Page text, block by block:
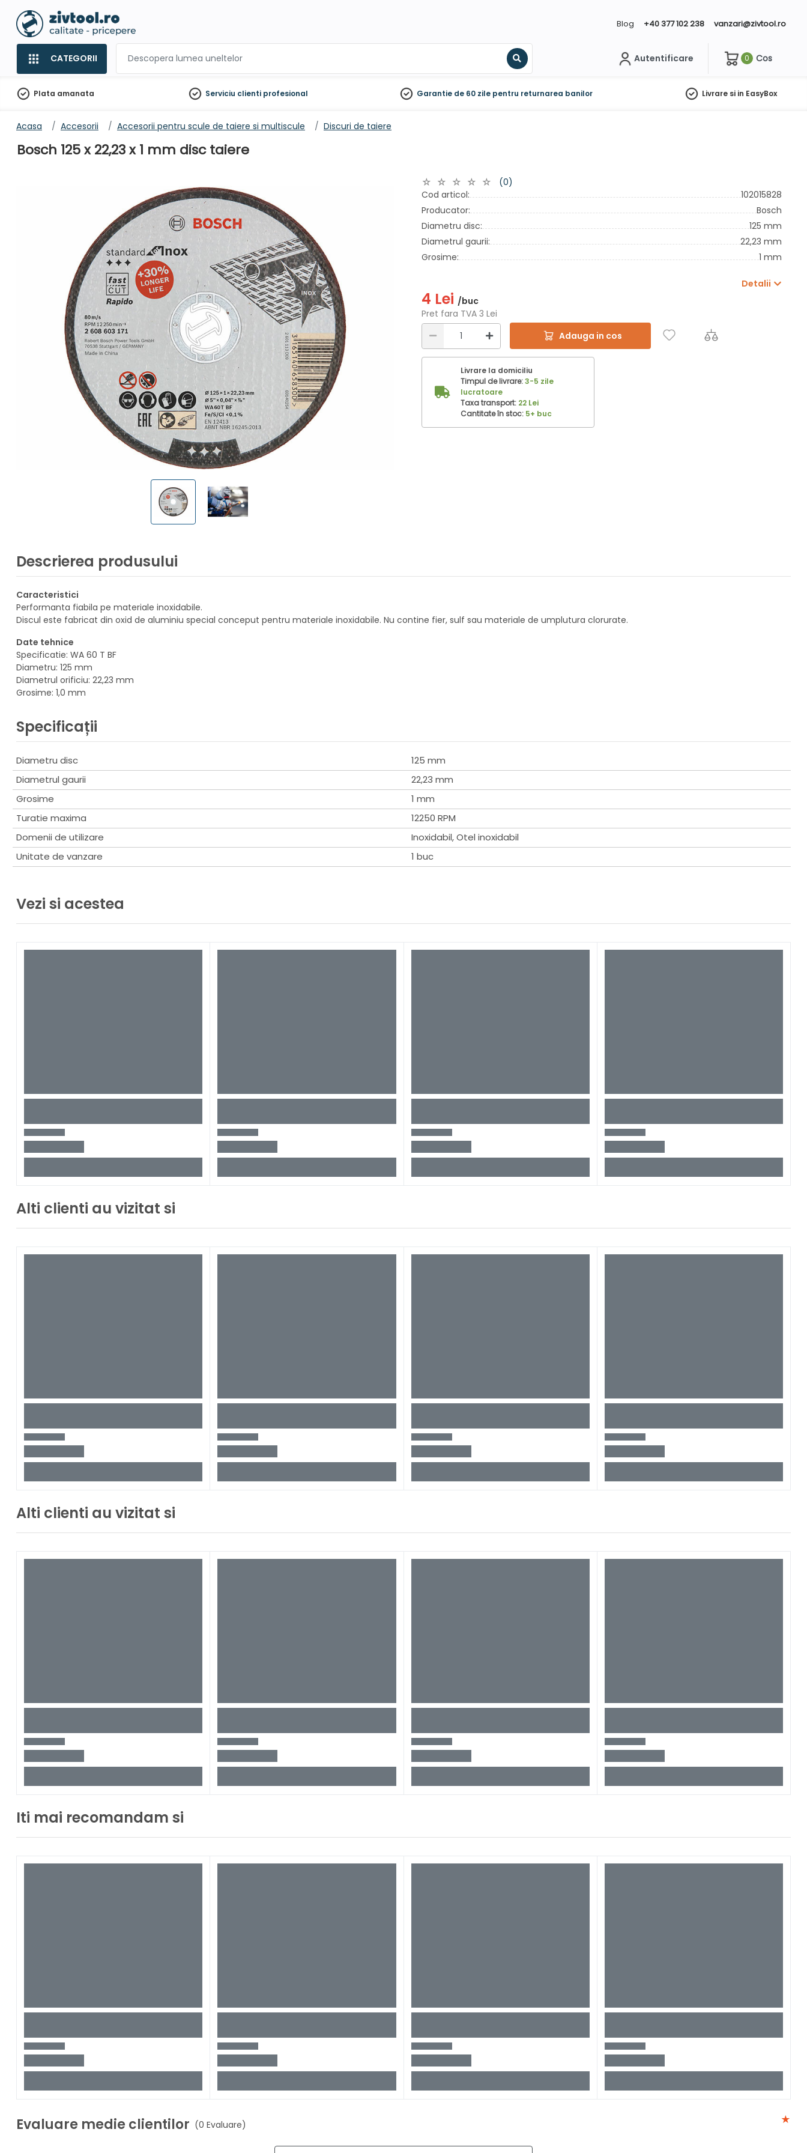
Blog +40 377 102 238 vanzari@zivtool.ro
CATEGORII
Search
Autentificare 0 Cos
Plata amanata Serviciu clienti profesional Garantie de 60 zile pentru returnarea banilor Livrare si in EasyBox
Acasa Accesorii Accesorii pentru scule de taiere si multiscule Discuri de taiere
Bosch 125 x 22,23 x 1 mm disc taiere
(0)
Cod articol:
102015828
Producator:
Bosch
Diametru disc:
125 mm
Diametrul gaurii:
22,23 mm
Grosime:
1 mm
Detalii
4 Lei /buc
Pret fara TVA 3 Lei
Adauga in cos
Livrare la domiciliu
Timpul de livrare:3-5 zile
lucratoare
Taxa transport: 22 Lei
Cantitate în stoc: 5+ buc
Descrierea produsului
Caracteristici
Performanta fiabila pe materiale inoxidabile.
Discul este fabricat din oxid de aluminiu special conceput pentru materiale inoxidabile. Nu contine fier, sulf sau materiale de umplutura clorurate.
Date tehnice
Specificatie: WA 60 T BF
Diametru: 125 mm
Diametrul orificiu: 22,23 mm
Grosime: 1,0 mm
Specificații
Diametru disc
125 mm
Diametrul gaurii
22,23 mm
Grosime
1 mm
Turatie maxima
12250 RPM
Domenii de utilizare
Inoxidabil, Otel inoxidabil
Unitate de vanzare
1 buc
Vezi si acestea
Alti clienti au vizitat si
Alti clienti au vizitat si
Iti mai recomandam si
Evaluare medie clientilor (0 Evaluare)